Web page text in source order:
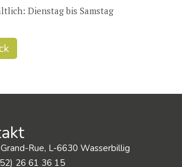
Dienstag bis Samstag
Rue, L-6630 Wasserbillig
26 61 36 15